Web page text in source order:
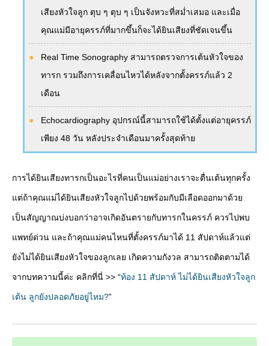
เสียงหัวใจลูก ตุบ ๆ ตุบ ๆ เป็นจังหวะที่สม่ำเสมอ และเมื่อ
คุณแม่มีอายุครรภ์ที่มากขึ้นก็จะได้ยินเสียงที่ชัดเจนขึ้น
Real Time Sonography สามารถตรวจการเต้นหัวใจของ
ทารก รวมถึงการเคลื่อนไหวได้หลังจากตั้งครรภ์แล้ว 2
เดือน
Echocardiography อุปกรณ์นี้สามารถใช้ได้ตั้งแต่อายุครรภ์
เพียง 48 วัน หลังประจำเดือนมาครั้งสุดท้าย
การได้ยินเสียงทารกเป็นอะไรที่คนเป็นแม่อย่างเราจะตื่นเต้นทุกครั้ง
แต่ถ้าคุณแม่ได้ยินเสียงหัวใจลูกไปด้วยพร้อมกับมีเลือดออกมาด้วย
เป็นสัญญาณบ่งบอกว่าอาจเกิดอันตรายกับทารกในครรภ์ ควรไปพบ
แพทย์ด่วน และถ้าคุณแม่คนไหนที่ตั้งครรภ์มาได้ 11 สัปดาห์แล้วแต่
ยังไม่ได้ยินเสียงหัวใจของลูกเลย เกิดความกังวล สามารถติดตามได้
จากบทความนี้ค่ะ คลิกที่นี่ >> “ท้อง 11 สัปดาห์ ไม่ได้ยินเสียงหัวใจลูก
เต้น ลูกยังปลอดภัยอยู่ไหม?”